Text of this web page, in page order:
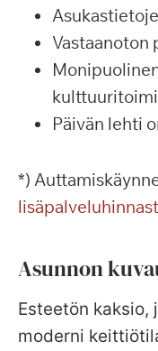
Vastaanoton
Päivän lehti
*)
Asunnon
Esteetön kaksio,
moderni